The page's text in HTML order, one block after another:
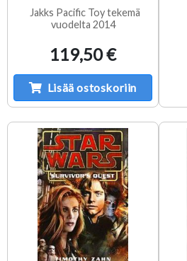
Jakks Pacific Toy tekemä
vuodelta 2014
119,50 €
Lisää ostoskoriin